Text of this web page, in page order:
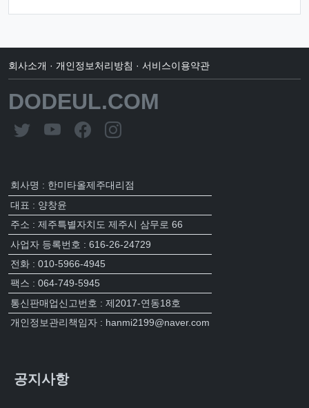
회사소개 · 개인정보처리방침 · 서비스이용약관
DODEUL.COM
회사명 : 한미타올제주대리점
대표 : 양창윤
주소 : 제주특별자치도 제주시 삼무로 66
사업자 등록번호 : 616-26-24729
전화 : 010-5966-4945
팩스 : 064-749-5945
통신판매업신고번호 : 제2017-연동18호
개인정보관리책임자 : hanmi2199@naver.com
공지사항